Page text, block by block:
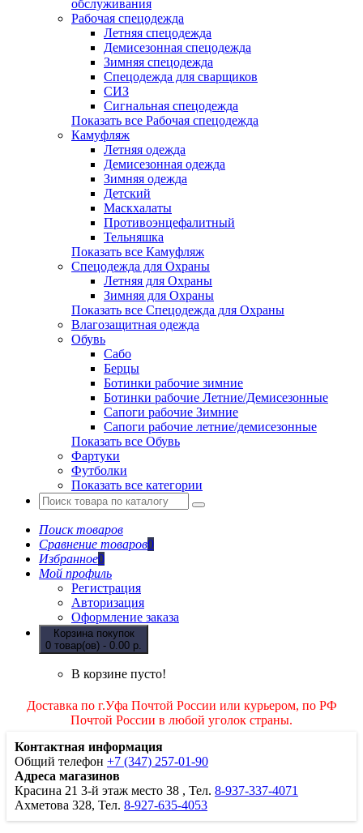
обслуживания
Рабочая спецодежда
Летняя спецодежда
Демисезонная спецодежда
Зимняя спецодежда
Спецодежда для сварщиков
СИЗ
Сигнальная спецодежда
Показать все Рабочая спецодежда
Камуфляж
Летняя одежда
Демисезонная одежда
Зимняя одежда
Детский
Маскхалаты
Противоэнцефалитный
Тельняшка
Показать все Камуфляж
Спецодежда для Охраны
Летняя для Охраны
Зимняя для Охраны
Показать все Спецодежда для Охраны
Влагозащитная одежда
Обувь
Сабо
Берцы
Ботинки рабочие зимние
Ботинки рабочие Летние/Демисезонные
Сапоги рабочие Зимние
Сапоги рабочие летние/демисезонные
Показать все Обувь
Фартуки
Футболки
Показать все категории
Поиск товаров
Сравнение товаров0
Избранное0
Мой профиль
Регистрация
Авторизация
Оформление заказа
Корзина покупок
0 товар(ов) - 0.00 р.
В корзине пусто!
Доставка по г.Уфа Почтой России или курьером, по РФ
Почтой России в любой уголок страны.
Контактная информация
Общий телефон +7 (347) 257-01-90
Адреса магазинов
Красина 21 3-й этаж место 38 , Тел. 8-937-337-4071
Ахметова 328, Тел. 8-927-635-4053